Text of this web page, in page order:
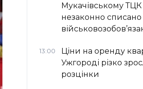
Мукачівському ТЦК
незаконно списано
13:00
Ціни на оренду
Ужгороді різко
розцінки